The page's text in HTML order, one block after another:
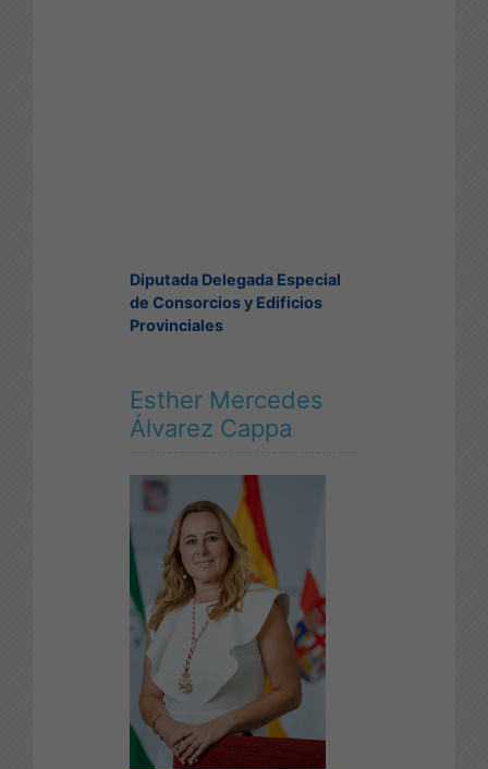
Diputada Delegada Especial
de Consorcios y Edificios
Esther Mercedes
Álvarez Cappa